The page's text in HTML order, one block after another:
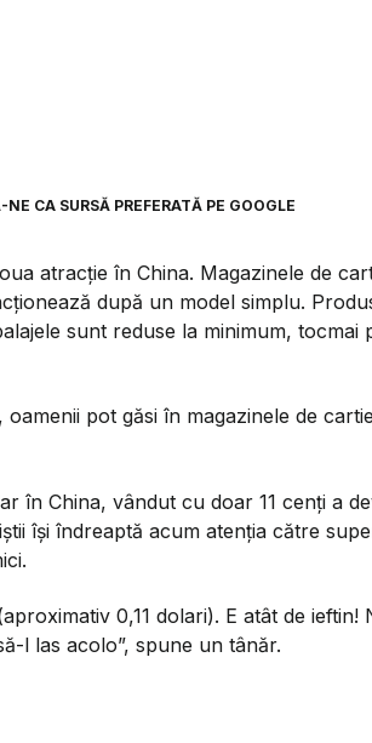
NE CA SURSĂ PREFERATĂ PE GOOGLE
atracție în China. Magazinele de
după un model simplu.
sunt reduse la minimum, tocmai
pot găsi în magazinele de
în China, vândut cu doar 11 cenți a
își îndreaptă acum atenția către
0,11 dolari). E atât de ieftin!
l las acolo”, spune un tânăr.